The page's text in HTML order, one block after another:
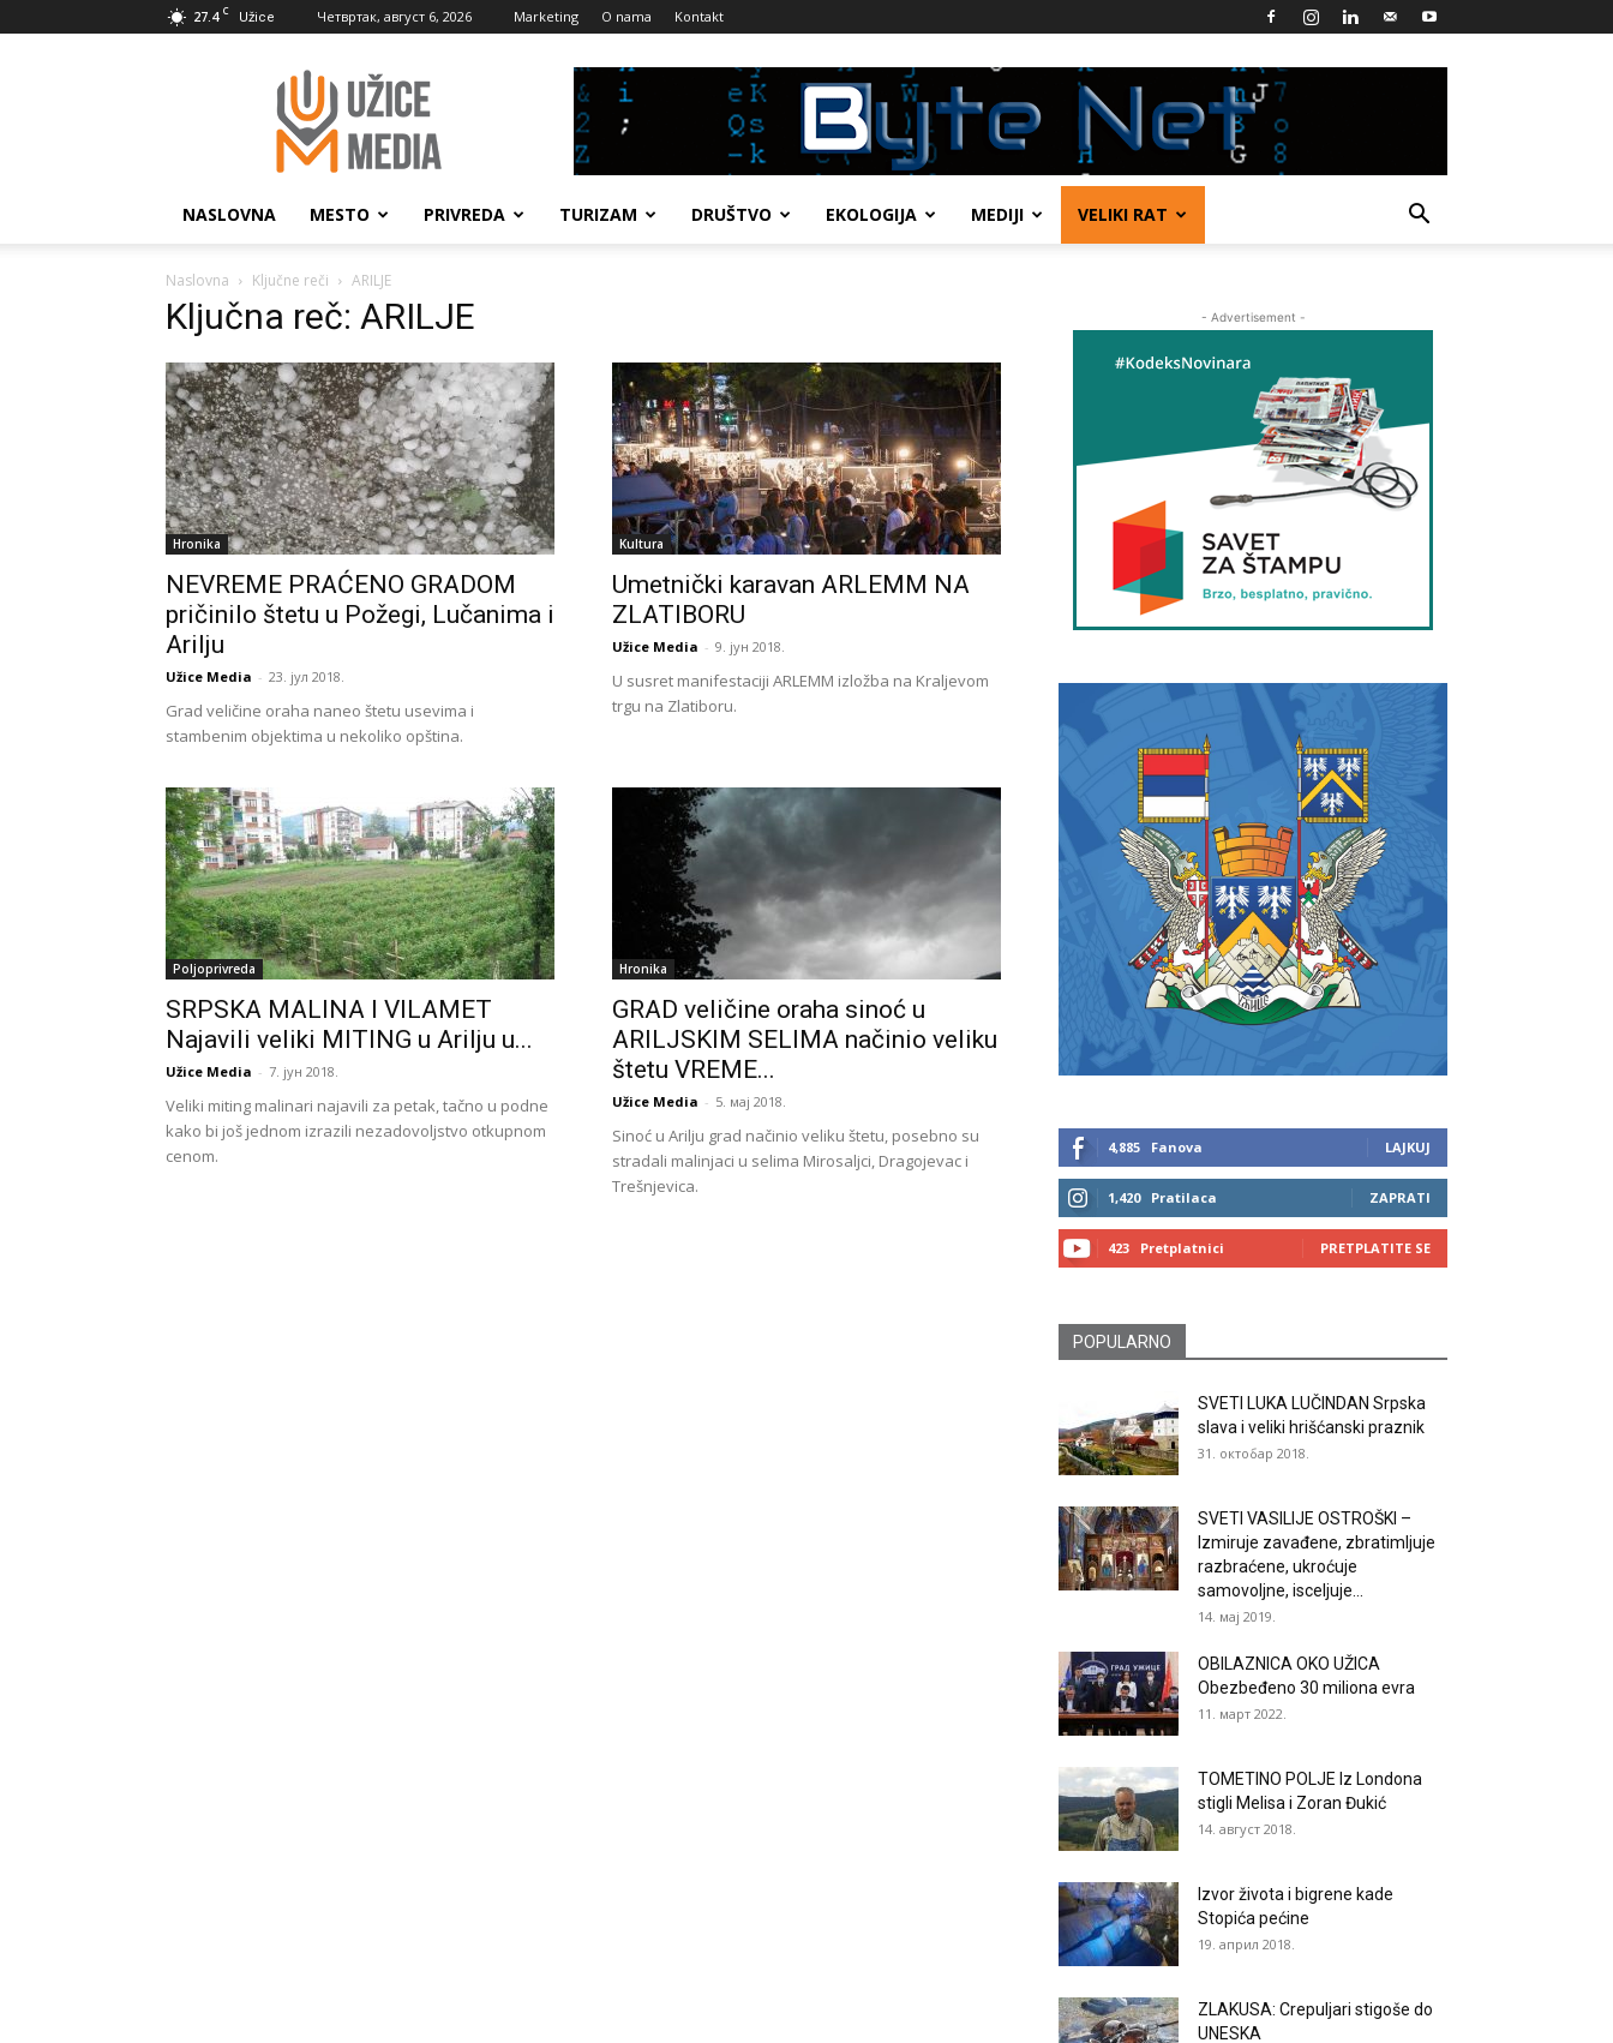
27.4 C Užice Четвртак, август 6, 2026 Marketing O nama Kontakt
UžiceMedia
NASLOVNA MESTO PRIVREDA TURIZAM DRUŠTVO EKOLOGIJA MEDIJI VELIKI RAT
Naslovna Ključne reči ARILJE
Ključna reč: ARILJE
Hronika
NEVREME PRAĆENO GRADOM
pričinilo štetu u Požegi, Lučanima i
Arilju
Užice Media - 23. јул 2018.
Grad veličine oraha naneo štetu usevima i
stambenim objektima u nekoliko opština.
Kultura
Umetnički karavan ARLEMM NA
ZLATIBORU
Užice Media - 9. јун 2018.
U susret manifestaciji ARLEMM izložba na Kraljevom
trgu na Zlatiboru.
Poljoprivreda
SRPSKA MALINA I VILAMET
Najavili veliki MITING u Arilju u...
Užice Media - 7. јун 2018.
Veliki miting malinari najavili za petak, tačno u podne
kako bi još jednom izrazili nezadovoljstvo otkupnom
cenom.
Hronika
GRAD veličine oraha sinoć u
ARILJSKIM SELIMA načinio veliku
štetu VREME...
Užice Media - 5. мај 2018.
Sinoć u Arilju grad načinio veliku štetu, posebno su
stradali malinjaci u selima Mirosaljci, Dragojevac i
Trešnjevica.
- Advertisement -
4,885 Fanova LAJKUJ
1,420 Pratilaca ZAPRATI
423 Pretplatnici PRETPLATITE SE
POPULARNO
SVETI LUKA LUČINDAN Srpska
slava i veliki hrišćanski praznik
31. октобар 2018.
SVETI VASILIJE OSTROŠKI –
Izmiruje zavađene, zbratimljuje
razbraćene, ukroćuje
samovoljne, isceljuje...
14. мај 2019.
OBILAZNICA OKO UŽICA
Obezbeđeno 30 miliona evra
11. март 2022.
TOMETINO POLJE Iz Londona
stigli Melisa i Zoran Đukić
14. август 2018.
Izvor života i bigrene kade
Stopića pećine
19. април 2018.
ZLAKUSA: Crepuljari stigoše do
UNESKA